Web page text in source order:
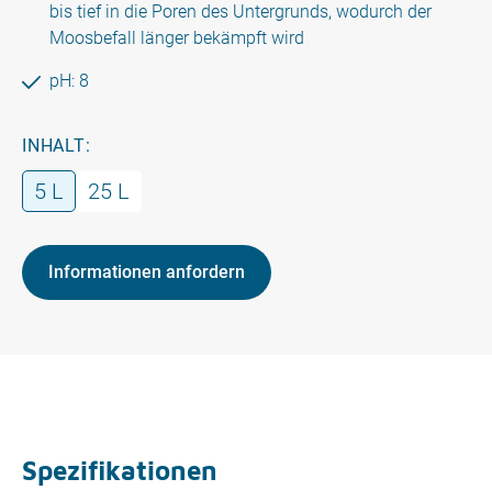
bis tief in die Poren des Untergrunds, wodurch der
Moosbefall länger bekämpft wird
pH: 8
INHALT:
5 L 25 L
Informationen anfordern
Spezifikationen